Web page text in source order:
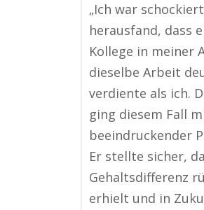
„Ich war
herausfand, dass
Kollege in meiner
dieselbe Arbeit
verdiente als ich.
ging diesem Fall
beeindruckender
Er stellte sicher,
Gehaltsdifferenz
erhielt und in